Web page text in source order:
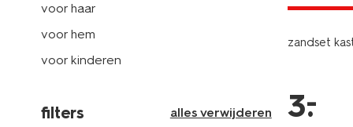
voor haar
voor hem
voor kinderen
filters alles verwijderen
zandset
3.
–